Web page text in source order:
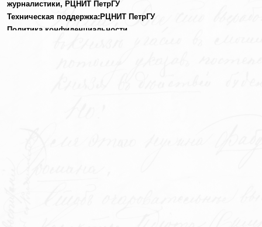
журналистики, РЦНИТ ПетрГУ
Техническая поддержка: РЦНИТ ПетрГУ
Политика конфиденциальности